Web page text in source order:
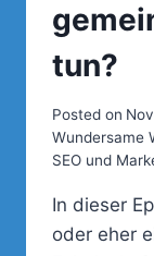
tun?
Posted on
Wundersame
SEO und
In dieser
oder eher